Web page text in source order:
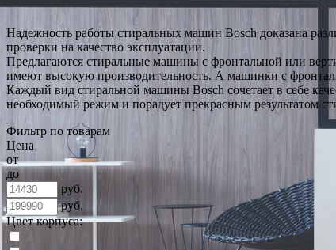
Надежность работы стиральных машин Bosch доказана
проверки на качество эксплуатации.
Предлагаются стиральные машины с фронтальной или
имеют высокую производительность. А машинки с
Каждый вид стиральной машины Bosch сочетает в себе
необходимый режим и порадует прекрасным результатом
Фильтр по товарам
Цена
от
до
руб.
руб.
Цвет корпуса: